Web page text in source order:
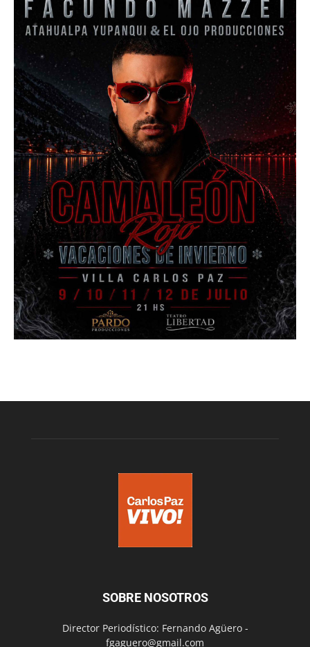
SOBRE NOSOTROS
Director Periodístico: Fernando Agüero -
fgaguero@gmail.com